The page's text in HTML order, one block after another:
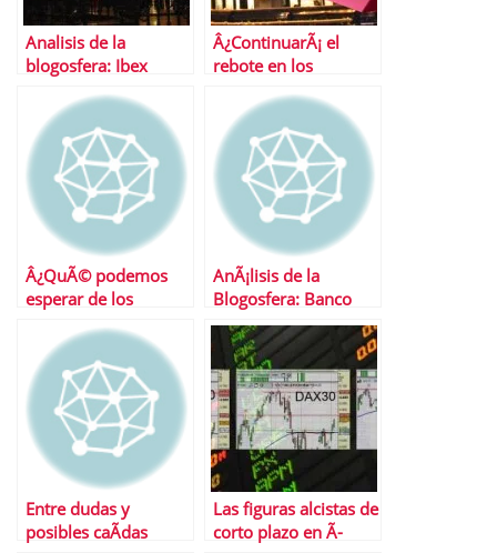
Analisis de la
blogosfera: Ibex
Â¿ContinuarÃ¡ el
rebote en los
Â¿QuÃ© podemos
esperar de los
semana?
AnÃ¡lisis de la
Blogosfera: Banco
Popular
Entre dudas y
posibles caÃ­das
Las figuras alcistas de
corto plazo en Ã­